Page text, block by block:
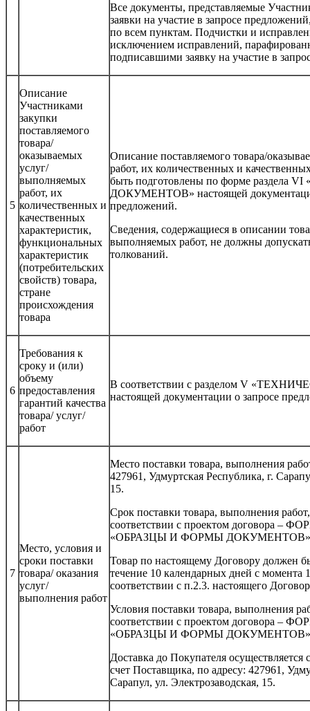
Все документы, представляемые
заявки на участие в запросе
по всем пунктам. Подчистки и
исключением исправлений,
подписавшими заявку на участие в
5
Описание
Участниками
закупки
поставляемого
товара/
оказываемых
услуг/
выполняемых
работ, их
количественных и
качественных
характеристик,
функциональных
характеристик
(потребительских
свойств) товара,
стране
происхождения
товара
Описание поставляемого товара/
работ, их количественных и
быть подготовлены по форме
ДОКУМЕНТОВ» настоящей
предложений.
Сведения, содержащиеся в описании
выполняемых работ, не должны
толкований.
6
Требования к
сроку и (или)
объему
предоставления
гарантий качества
товара/ услуг/
работ
В соответствии с разделом V
настоящей документации о запросе
7
Место, условия и
сроки поставки
товара/ оказания
услуг/
выполнения работ
Место поставки товара, выполнения
427961, Удмуртская Республика, г.
15.
Срок поставки товара, выполнения
соответствии с проектом договора –
«ОБРАЗЦЫ И ФОРМЫ
Товар по настоящему Договору должен
течение 10 календарных дней с момента
соответствии с п.2.3. настоящего
Условия поставки товара, выполнения
соответствии с проектом договора –
«ОБРАЗЦЫ И ФОРМЫ
Доставка до Покупателя осуществляется
счет Поставщика, по адресу: 427961,
Сарапул, ул. Электрозаводская, 15.